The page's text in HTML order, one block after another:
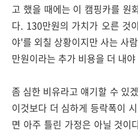
고 했을 때에는 이 캠핑카를 원
다. 130만원의 가치가 오른 것
야'를 외칠 상황이지만 사는 사
만원이라는 추가 비용을 더 내
좀 심한 비유라고 얘기할 수 있
이것보다 더 심하게 등락폭이
면 아주 틀린 가정은 아닐 것이